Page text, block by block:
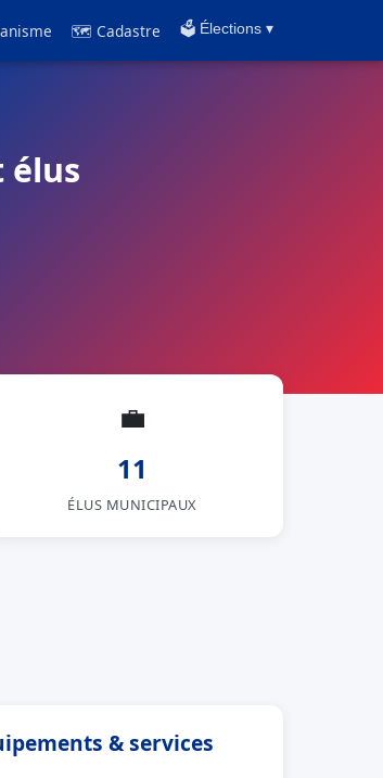
🗺 Cadastre 🗳️ Élections ▾
élus
💼
11
ÉLUS MUNICIPAUX
& services